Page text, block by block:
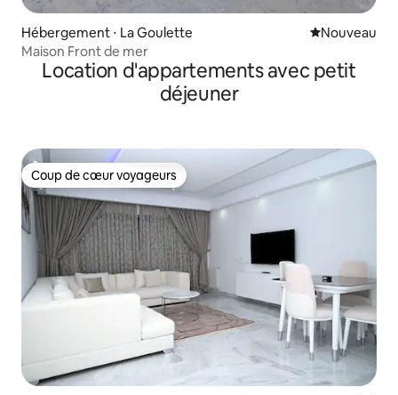
Hébergement ⋅ La Goulette Nouvel
Nouveau
Maison Front de mer
Location d'appartements avec petit
déjeuner
Coup de cœur voyageurs
Coup de cœur voyageurs